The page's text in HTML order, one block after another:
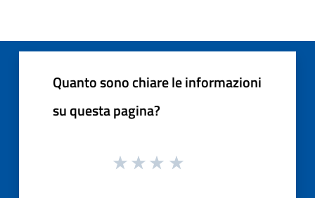
Quanto sono chiare le informazioni
su questa pagina?